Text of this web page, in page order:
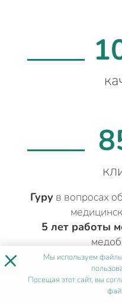
Гуру в вопросах
5 лет работы
Проконсультирует
составит
× Мы используем
Посещая этот сайт, вы